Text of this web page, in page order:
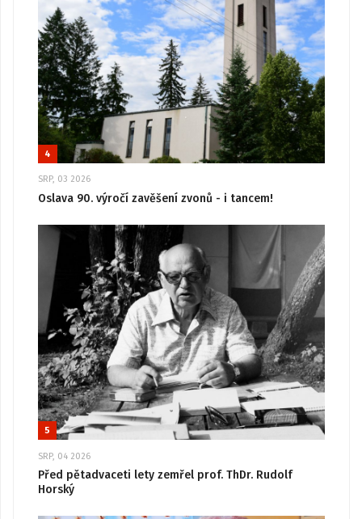
4
SRP, 03 2026
Oslava 90. výročí zavěšení zvonů - i tancem!
5
SRP, 04 2026
Před pětadvaceti lety zemřel prof. ThDr. Rudolf
Horský